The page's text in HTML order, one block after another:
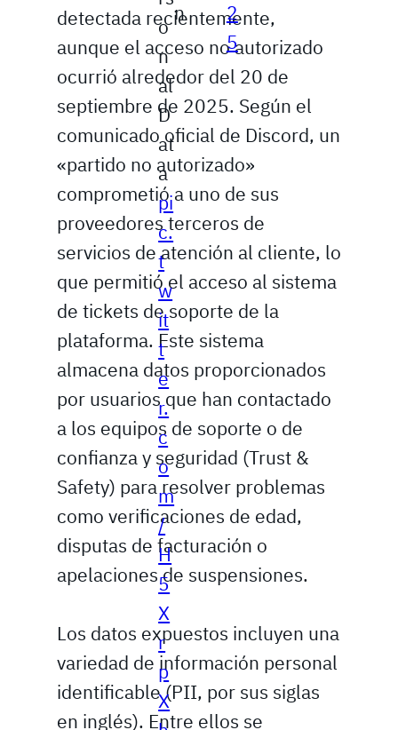
o
n
al
D
at
a
pi
c.
t
w
it
t
e
r.
c
o
m
/
H
5
X
r
p
X
n
2
5
detectada recientemente,
aunque el acceso no autorizado
ocurrió alrededor del 20 de
septiembre de 2025. Según el
comunicado oficial de Discord, un
«partido no autorizado»
comprometió a uno de sus
proveedores terceros de
servicios de atención al cliente, lo
que permitió el acceso al sistema
de tickets de soporte de la
plataforma. Este sistema
almacena datos proporcionados
por usuarios que han contactado
a los equipos de soporte o de
confianza y seguridad (Trust &
Safety) para resolver problemas
como verificaciones de edad,
disputas de facturación o
apelaciones de suspensiones.
Los datos expuestos incluyen una
variedad de información personal
identificable (PII, por sus siglas
en inglés). Entre ellos se